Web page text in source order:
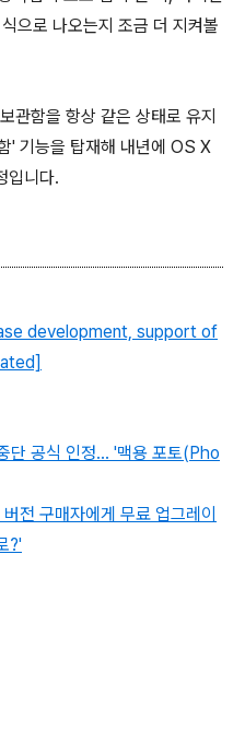
으로 나오는지 조금 더 지켜볼
관함을 항상 같은 상태로 유지
' 기능을 탑재해 내년에 OS X
입니다.
development, support of
단 공식 인정... '맥용 포토(Pho
전 구매자에게 무료 업그레이
?'